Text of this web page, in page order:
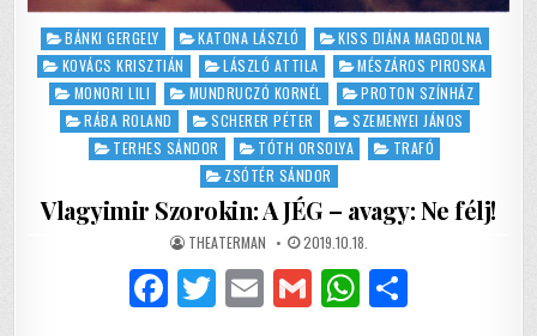
Posted
in
BÁNKI GERGELY KATONA LÁSZLÓ
KISS DIÁNA MAGDOLNA
KOVÁCS KRISZTIÁN
LÁSZLÓ ATTILA
MÉSZÁROS PIROSKA
MONORI LILI
MUNDRUCZÓ KORNÉL
PROTON SZÍNHÁZ
RÁBA ROLAND
SCHERER PÉTER
SZEMENYEI JÁNOS
TERHES SÁNDOR
TÓTH ORSOLYA
TRAFÓ
ZSÓTÉR SÁNDOR
Vlagyimir Szorokin: A JÉG – avagy: Ne félj!
AUTHOR:
THEATERMAN PUBLISHED
DATE:
2019.10.18.
F T E G W